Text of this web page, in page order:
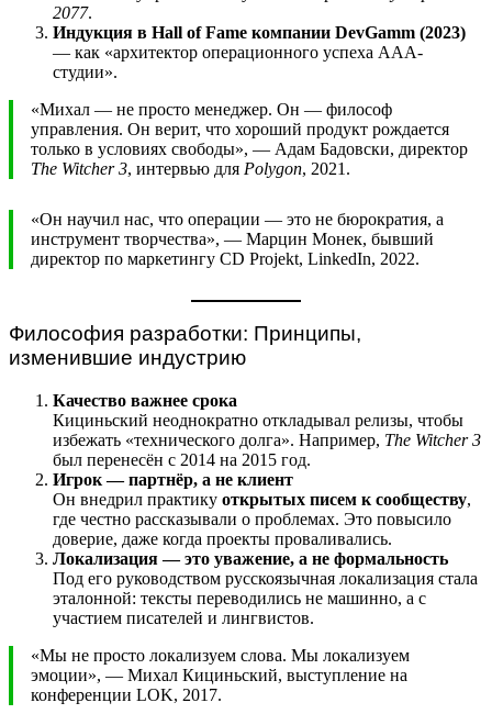
2077.
Индукция в Hall of Fame компании DevGamm (2023)
— как «архитектор операционного успеха AAA-
студии».
«Михал — не просто менеджер. Он — философ
управления. Он верит, что хороший продукт рождается
только в условиях свободы», — Адам Бадовски, директор
The Witcher 3, интервью для Polygon, 2021.
«Он научил нас, что операции — это не бюрократия, а
инструмент творчества», — Марцин Монек, бывший
директор по маркетингу CD Projekt, LinkedIn, 2022.
Философия разработки: Принципы,
изменившие индустрию
Качество важнее срока
Кициньский неоднократно откладывал релизы, чтобы
избежать «технического долга». Например, The Witcher 3
был перенесён с 2014 на 2015 год.
Игрок — партнёр, а не клиент
Он внедрил практику открытых писем к сообществу,
где честно рассказывали о проблемах. Это повысило
доверие, даже когда проекты проваливались.
Локализация — это уважение, а не формальность
Под его руководством русскоязычная локализация стала
эталонной: тексты переводились не машинно, а с
участием писателей и лингвистов.
«Мы не просто локализуем слова. Мы локализуем
эмоции», — Михал Кициньский, выступление на
конференции LOK, 2017.